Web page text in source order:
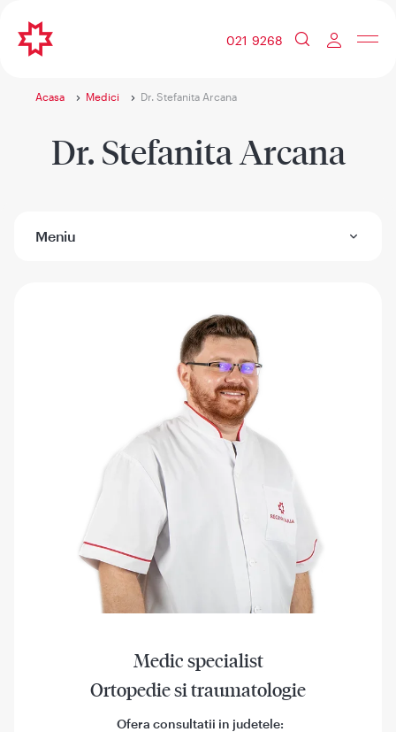
021 9268
Acasa Medici Dr. Stefanita Arcana
Dr. Stefanita Arcana
Meniu
Medic specialist
Ortopedie si traumatologie
Ofera consultatii in judetele: